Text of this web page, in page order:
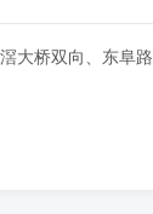
大桥双向、东阜